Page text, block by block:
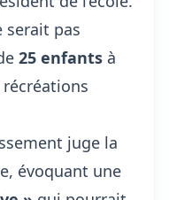
serait pas
25 enfants à
juge la
évoquant une